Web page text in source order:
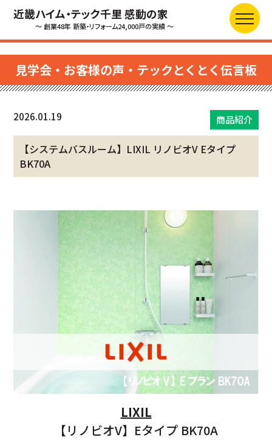
近畿ハイム・テック千里 感動の家
～ 創業48年 新築・リフォーム24,000戸の実績 ～
見学会・お客様の声・テックとくとく伝言板
2026.01.19 商品紹介
【システムバスルーム】LIXIL リノビオV Eタイプ
BK70A
LIXIL
【リノビオV】Eタイプ BK70A